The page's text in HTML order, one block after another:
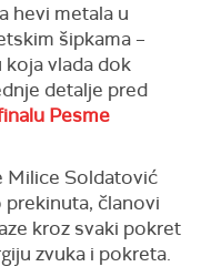
hevi metala u
šipkama –
vlada dok
detalje pred
Pesme
Milice Soldatović
prekinuta, članovi
kroz svaki pokret
zvuka i pokreta.